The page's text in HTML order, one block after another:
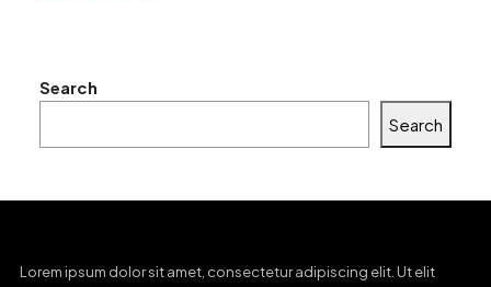
Search
Search
Lorem ipsum dolor sit amet, consectetur adipiscing elit. Ut elit